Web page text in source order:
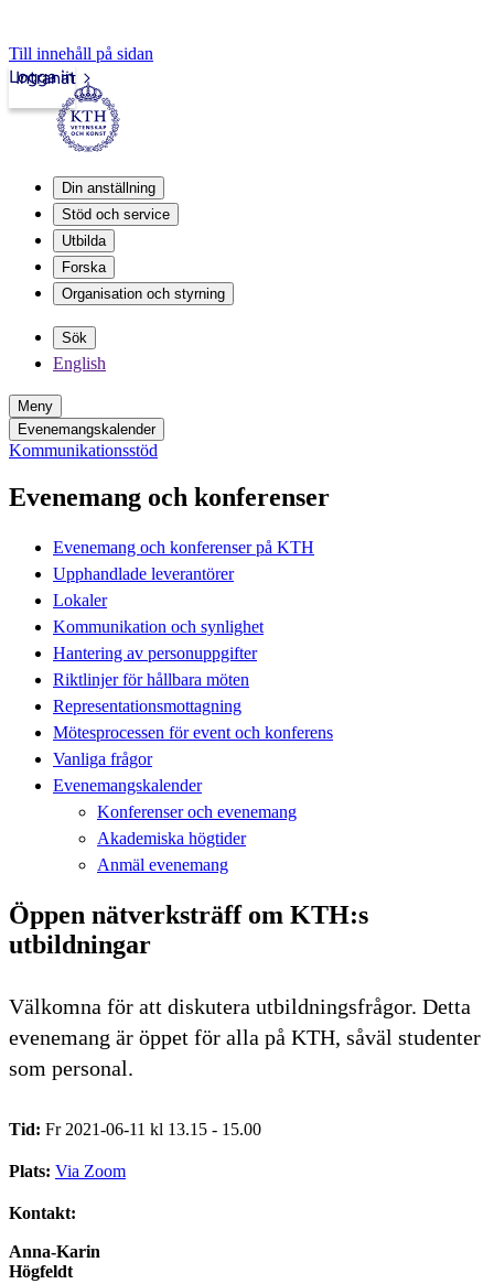
Till innehåll på sidan
Intranät
Logga in
Din anställning
Stöd och service
Utbilda
Forska
Organisation och styrning
Sök
English
Meny
Evenemangskalender
Kommunikationsstöd
Evenemang och konferenser
Evenemang och konferenser på KTH
Upphandlade leverantörer
Lokaler
Kommunikation och synlighet
Hantering av personuppgifter
Riktlinjer för hållbara möten
Representationsmottagning
Mötesprocessen för event och konferens
Vanliga frågor
Evenemangskalender
Konferenser och evenemang
Akademiska högtider
Anmäl evenemang
Öppen nätverksträff om KTH:s
utbildningar
Välkomna för att diskutera utbildningsfrågor. Detta
evenemang är öppet för alla på KTH, såväl studenter
som personal.
Tid: Fr 2021-06-11 kl 13.15 - 15.00
Plats: Via Zoom
Kontakt:
Anna-Karin
Högfeldt